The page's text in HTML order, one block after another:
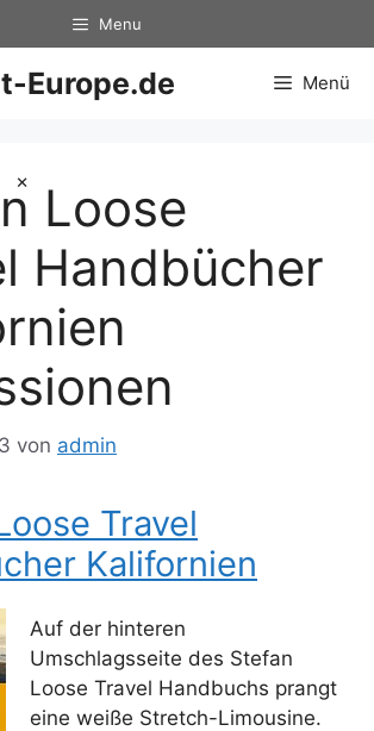
×
Menu
Europe.de Menü
Loose
Handbücher
von admin
Travel
Kalifornien
Auf der hinteren
Umschlagsseite des Stefan
Loose Travel Handbuchs prangt
eine weiße Stretch-Limousine.